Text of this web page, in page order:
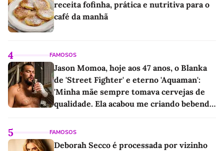
receita fofinha, prática e nutritiva para o
café da manhã
4 FAMOSOS
Jason Momoa, hoje aos 47 anos, o Blanka
de 'Street Fighter' e eterno 'Aquaman':
'Minha mãe sempre tomava cervejas de
qualidade. Ela acabou me criando bebendo
5 FAMOSOS
Deborah Secco é processada por vizinho